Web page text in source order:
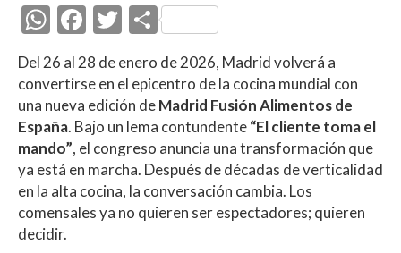
W
h
at
s
A
p
p
F
ac
e
b
o
o
k
T
itt
er
C
o
m
p
ar
ti
r
Del 26 al 28 de enero de 2026, Madrid volverá a
convertirse en el epicentro de la cocina mundial con
una nueva edición deMadrid Fusión Alimentos de
España. Bajo un lema contundente“El cliente toma el
mando”, el congreso anuncia una transformación que
ya está en marcha. Después de décadas de verticalidad
en la alta cocina, la conversación cambia. Los
comensales ya no quieren ser espectadores; quieren
decidir.